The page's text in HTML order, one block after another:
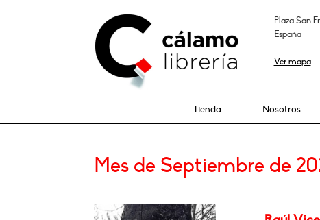
Plaza San
España
Ver mapa
Tienda Nosotros
Mes de Septiembre de